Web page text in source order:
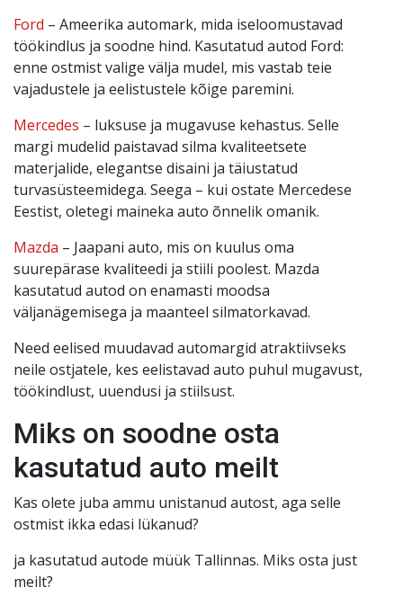
Ford – Ameerika automark, mida iseloomustavad
töökindlus ja soodne hind. Kasutatud autod Ford:
enne ostmist valige välja mudel, mis vastab teie
vajadustele ja eelistustele kõige paremini.
Mercedes – luksuse ja mugavuse kehastus. Selle
margi mudelid paistavad silma kvaliteetsete
materjalide, elegantse disaini ja täiustatud
turvasüsteemidega. Seega – kui ostate Mercedese
Eestist, oletegi maineka auto õnnelik omanik.
Mazda – Jaapani auto, mis on kuulus oma
suurepärase kvaliteedi ja stiili poolest. Mazda
kasutatud autod on enamasti moodsa
väljanägemisega ja maanteel silmatorkavad.
Need eelised muudavad automargid atraktiivseks
neile ostjatele, kes eelistavad auto puhul mugavust,
töökindlust, uuendusi ja stiilsust.
Miks on soodne osta
kasutatud auto meilt
Kas olete juba ammu unistanud autost, aga selle
ostmist ikka edasi lükanud?
ja kasutatud autode müük Tallinnas. Miks osta just
meilt?